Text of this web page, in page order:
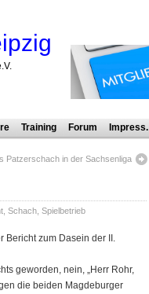
Training Forum Impress.
Patzerschach in der Sachsenliga
Schach Spielbetrieb
Bericht zum Dasein der II.
geworden, nein, „Herr Rohr,
die beiden Magdeburger